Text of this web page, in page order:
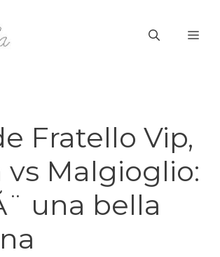
Fratello Vip,
vs Malgioglio:
una bella